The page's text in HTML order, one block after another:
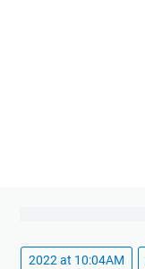
2022 at 10:04AM